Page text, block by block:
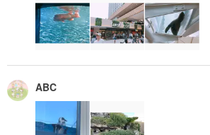
ABC